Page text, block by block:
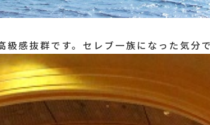
級感抜群です。セレブ一族になった気分